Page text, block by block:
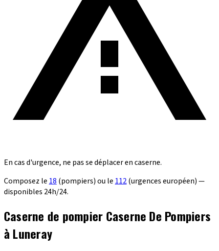
En cas d'urgence, ne pas se déplacer en caserne.
Composez le 18 (pompiers) ou le 112(urgences européen) —
disponibles 24h/24.
Caserne de pompier Caserne De Pompiers
à Luneray